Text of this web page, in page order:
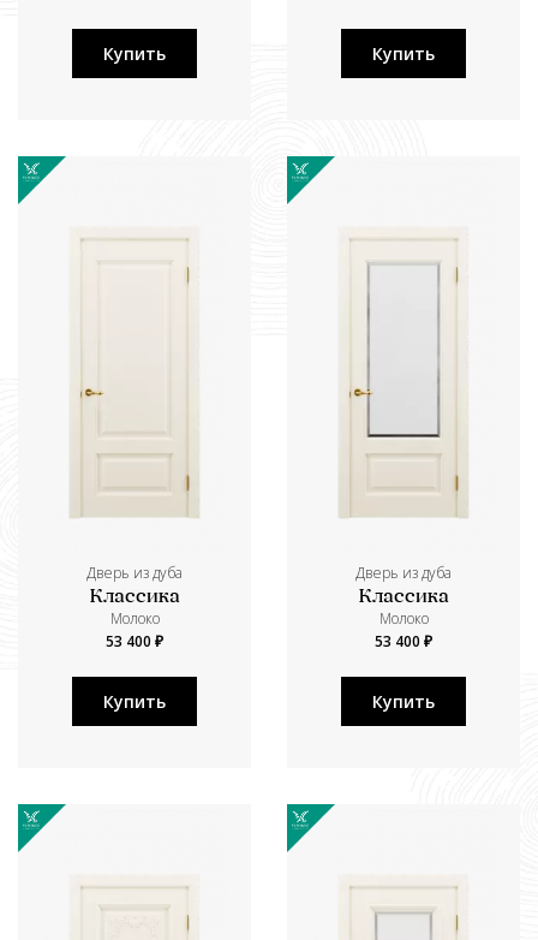
Купить Купить
Дверь из дуба
Классика
Молоко
53 400 ₽
Купить
Дверь из дуба
Классика
Молоко
53 400 ₽
Купить